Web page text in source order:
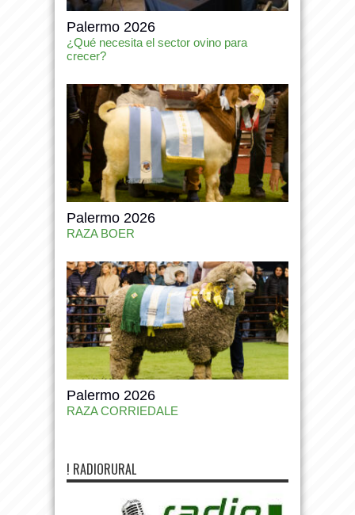
Palermo 2026
¿Qué necesita el sector ovino para
crecer?
Palermo 2026
RAZA BOER
Palermo 2026
RAZA CORRIEDALE
! RADIORURAL